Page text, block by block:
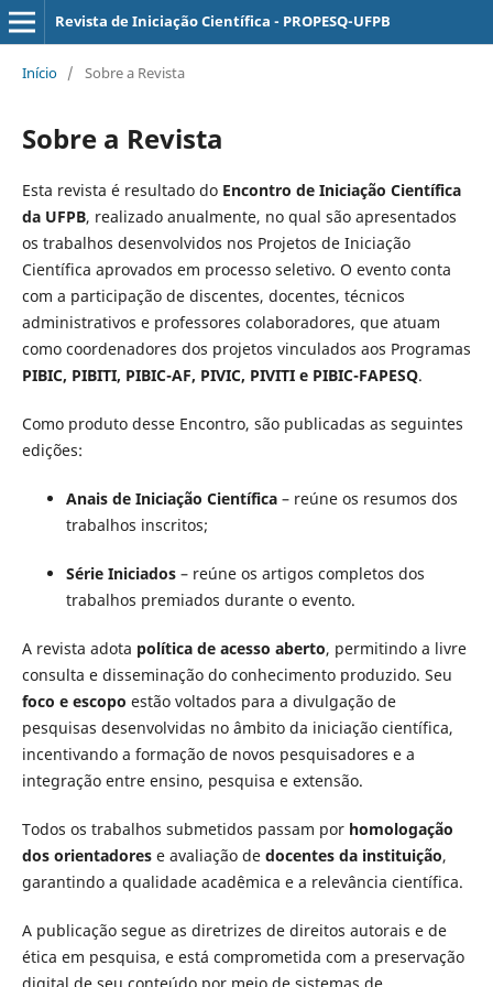
Revista de Iniciação Científica - PROPESQ-UFPB
Início / Sobre a Revista
Sobre a Revista
Esta revista é resultado do Encontro de Iniciação Científica
da UFPB, realizado anualmente, no qual são apresentados
os trabalhos desenvolvidos nos Projetos de Iniciação
Científica aprovados em processo seletivo. O evento conta
com a participação de discentes, docentes, técnicos
administrativos e professores colaboradores, que atuam
como coordenadores dos projetos vinculados aos Programas
PIBIC, PIBITI, PIBIC-AF, PIVIC, PIVITI e PIBIC-FAPESQ.
Como produto desse Encontro, são publicadas as seguintes
edições:
Anais de Iniciação Científica– reúne os resumos dos
trabalhos inscritos;
Série Iniciados– reúne os artigos completos dos
trabalhos premiados durante o evento.
A revista adota política de acesso aberto, permitindo a livre
consulta e disseminação do conhecimento produzido. Seu
foco e escopo estão voltados para a divulgação de
pesquisas desenvolvidas no âmbito da iniciação científica,
incentivando a formação de novos pesquisadores e a
integração entre ensino, pesquisa e extensão.
Todos os trabalhos submetidos passam por homologação
dos orientadorese avaliação de docentes da instituição,
garantindo a qualidade acadêmica e a relevância científica.
A publicação segue as diretrizes de direitos autorais e de
ética em pesquisa, e está comprometida com a preservação